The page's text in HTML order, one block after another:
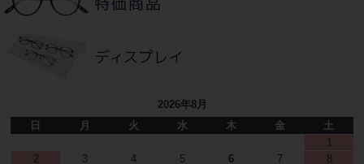
2026年8月
日
月 火 水 木 金
土
1
2
3 4 5 6 7 8